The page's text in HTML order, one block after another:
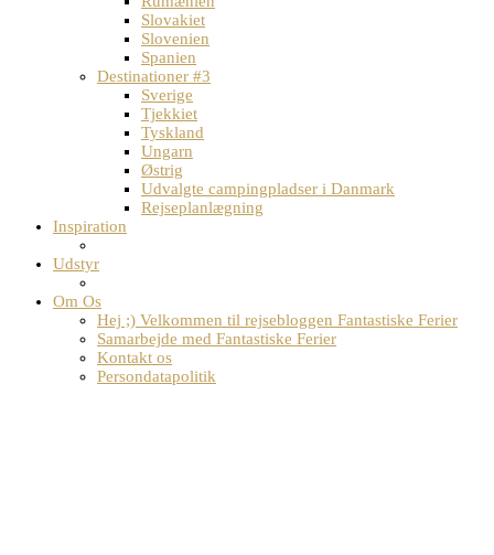
Slovakiet
Slovenien
Spanien
Destinationer #3
Sverige
Tjekkiet
Tyskland
Ungarn
Østrig
Udvalgte campingpladser i Danmark
Rejseplanlægning
Inspiration
Udstyr
Om Os
Hej ;) Velkommen til rejsebloggen Fantastiske Ferier
Samarbejde med Fantastiske Ferier
Kontakt os
Persondatapolitik